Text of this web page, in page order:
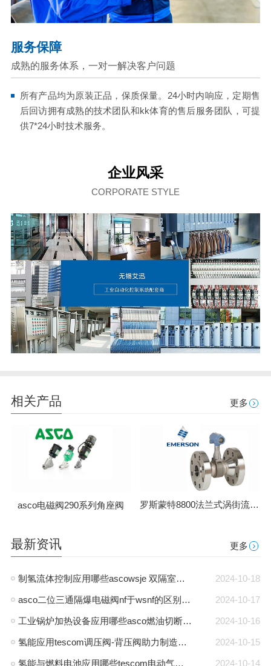
服务保障
成熟的服务体系，一对一解决客户问题
所有产品均为原装正品，保质保量。24小时内响应，定期售
后回访拥有成熟的技术团队和kk体育的售后服务团队，可提
供7*24小时技术服务。
企业风采
CORPORATE STYLE
相关产品 更多
asco电磁阀290系列角座阀 罗斯蒙特8800法兰式涡街流量计
最新资讯 更多
2024-10-18
制氢流体控制应用哪些ascowsje 双隔室防爆电磁阀-通用电磁阀
2024-10-17
asco二位三通隔爆电磁阀nf于wsnf的区别是什么
2024-10-16
工业锅炉加热设备应用哪些asco燃油切断阀-燃气阀
2024-10-15
氢能应用tescom调压阀-背压阀助力制造商能源转型
2024-10-14
氢能与燃料电池应用哪些tescom电动气动执行器-asco电磁阀